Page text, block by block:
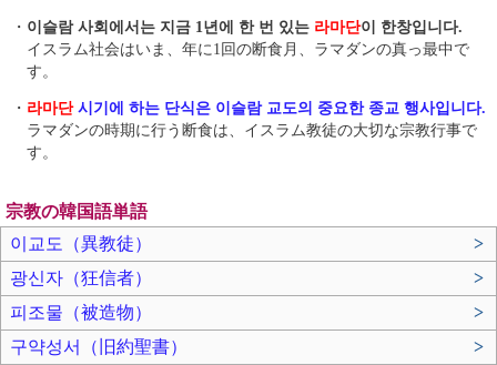
・ 이슬람 사회에서는 지금 1년에 한 번 있는 라마단이 한창입니다.
イスラム社会はいま、年に1回の断食月、ラマダンの真っ最中で
す。
・ 라마단시기에 하는 단식은 이슬람 교도의 중요한 종교 행사입니다.
ラマダンの時期に行う断食は、イスラム教徒の大切な宗教行事で
す。
宗教の韓国語単語
이교도（異教徒）
>
광신자（狂信者）
>
피조물（被造物）
>
구약성서（旧約聖書）
>